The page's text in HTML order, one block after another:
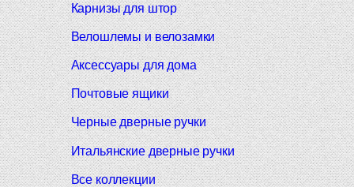
Карнизы для штор
Велошлемы и велозамки
Аксессуары для дома
Почтовые ящики
Черные дверные ручки
Итальянские дверные ручки
Все коллекции